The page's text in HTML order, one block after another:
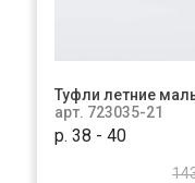
Туфли летние
арт. 723035-21
р. 38 - 40